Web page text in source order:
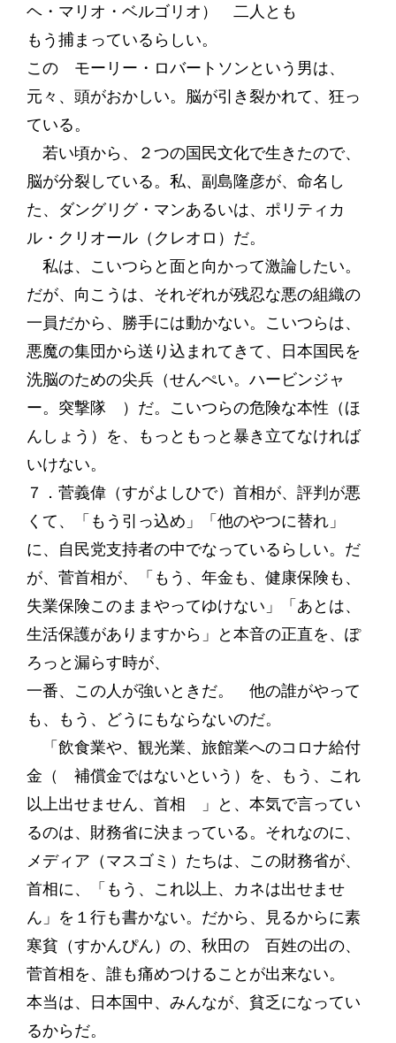
ヘ・マリオ・ベルゴリオ） 二人とも
もう捕まっているらしい。
この モーリー・ロバートソンという男は、
元々、頭がおかしい。脳が引き裂かれて、狂っ
ている。
若い頃から、２つの国民文化で生きたので、
脳が分裂している。私、副島隆彦が、命名し
た、ダングリグ・マンあるいは、ポリティカ
ル・クリオール（クレオロ）だ。
私は、こいつらと面と向かって激論したい。
だが、向こうは、それぞれが残忍な悪の組織の
一員だから、勝手には動かない。こいつらは、
悪魔の集団から送り込まれてきて、日本国民を
洗脳のための尖兵（せんぺい。ハービンジャ
ー。突撃隊 ）だ。こいつらの危険な本性（ほ
んしょう）を、もっともっと暴き立てなければ
いけない。
７．菅義偉（すがよしひで）首相が、評判が悪
くて、「もう引っ込め」「他のやつに替れ」
に、自民党支持者の中でなっているらしい。だ
が、菅首相が、「もう、年金も、健康保険も、
失業保険このままやってゆけない」「あとは、
生活保護がありますから」と本音の正直を、ぽ
ろっと漏らす時が、
一番、この人が強いときだ。 他の誰がやって
も、もう、どうにもならないのだ。
「飲食業や、観光業、旅館業へのコロナ給付
金（ 補償金ではないという）を、もう、これ
以上出せません、首相 」と、本気で言ってい
るのは、財務省に決まっている。それなのに、
メディア（マスゴミ）たちは、この財務省が、
首相に、「もう、これ以上、カネは出せませ
ん」を１行も書かない。だから、見るからに素
寒貧（すかんぴん）の、秋田の 百姓の出の、
菅首相を、誰も痛めつけることが出来ない。
本当は、日本国中、みんなが、貧乏になってい
るからだ。